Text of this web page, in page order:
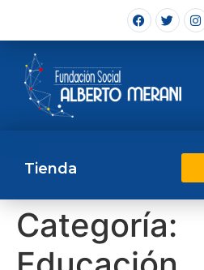
Tienda
Categoría: